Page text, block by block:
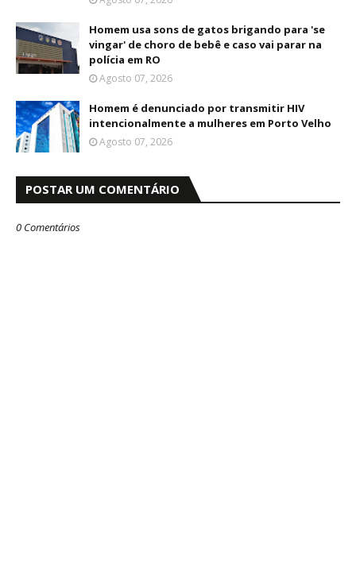
Homem usa sons de gatos brigando para 'se
vingar' de choro de bebê e caso vai parar na
polícia em RO
Agosto 07, 2026
Homem é denunciado por transmitir HIV
intencionalmente a mulheres em Porto Velho
Agosto 07, 2026
POSTAR UM COMENTÁRIO
0 Comentários